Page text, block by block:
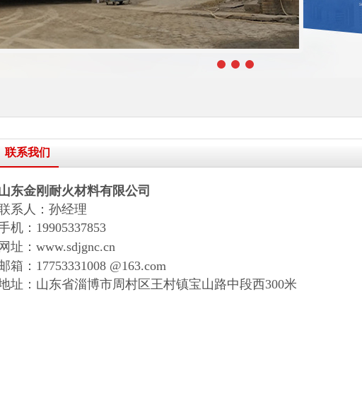
联系我们
东金刚耐火材料有限公司
系人：孙经理
机：19905337853
网址： www.sdjgnc.cn
箱： 17753331008 @163.com
址：山东省淄博市周村区王村镇宝山路中段西300米